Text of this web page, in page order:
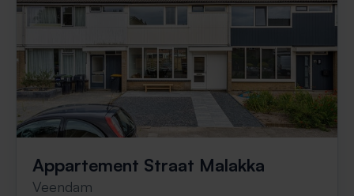
Appartement Straat Malakka
Veendam